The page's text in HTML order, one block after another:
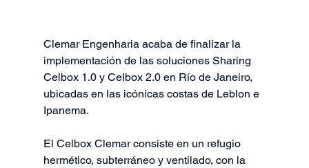
Clemar Engenharia acaba de finalizar la
implementación de las soluciones Sharing
Celbox 1.0 y Celbox 2.0 en Río de Janeiro,
ubicadas en las icónicas costas de Leblon e
Ipanema.
El Celbox Clemar consiste en un refugio
hermético, subterráneo y ventilado, con la